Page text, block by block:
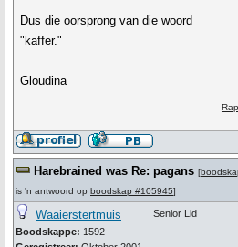
Dus die oorsprong van die woord
"kaffer."
Gloudina
Harebrained was Re: pagans [
is 'n antwoord op boodskap #105945]
Waaierstertmuis
Boodskappe: 1592
Senior Lid